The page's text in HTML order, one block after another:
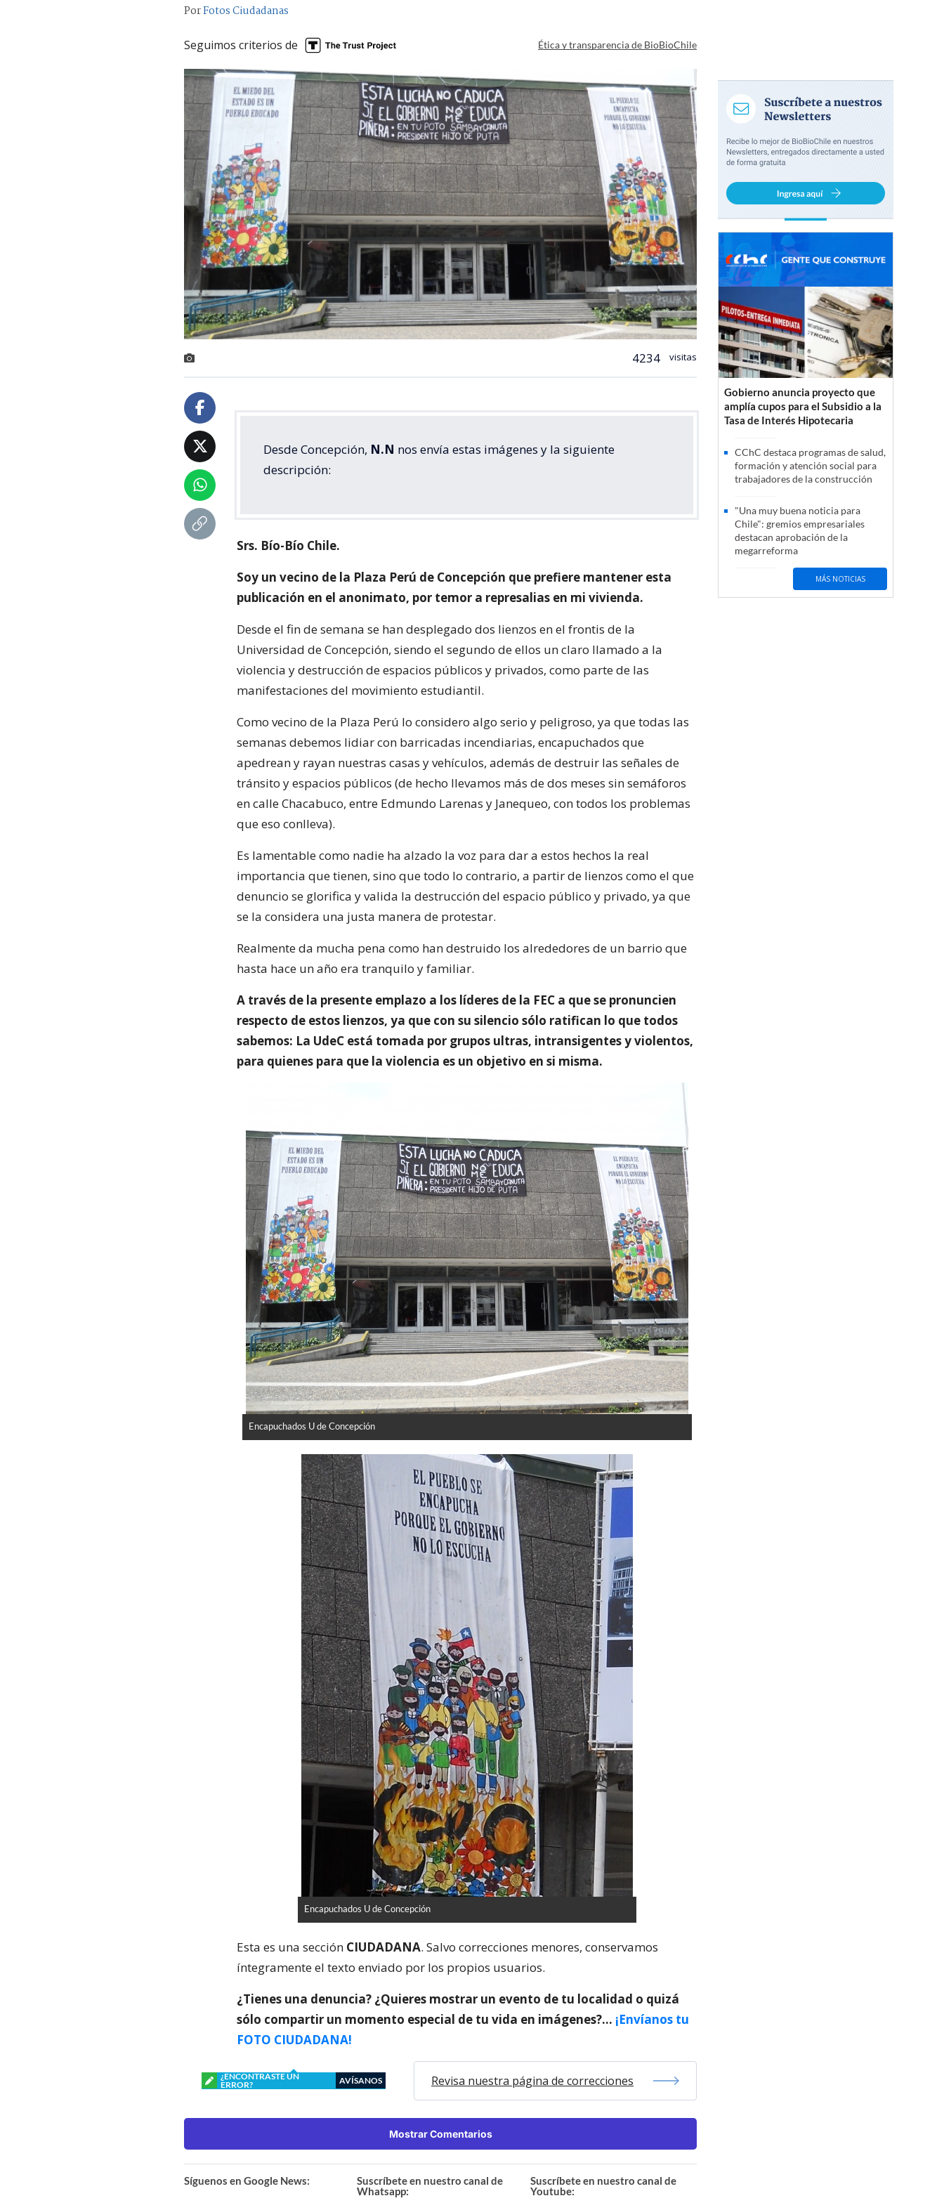
PorFotos Ciudadanas
Seguimos criterios de Ética y transparencia de BioBioChile
4234 visitas
Desde Concepción, N.N nos envía estas imágenes y la siguiente
descripción:
Srs. Bío-Bío Chile.
Soy un vecino de la Plaza Perú de Concepción que prefiere mantener esta
publicación en el anonimato, por temor a represalias en mi vivienda.
Desde el fin de semana se han desplegado dos lienzos en el frontis de la
Universidad de Concepción, siendo el segundo de ellos un claro llamado a la
violencia y destrucción de espacios públicos y privados, como parte de las
manifestaciones del movimiento estudiantil.
Como vecino de la Plaza Perú lo considero algo serio y peligroso, ya que todas las
semanas debemos lidiar con barricadas incendiarias, encapuchados que
apedrean y rayan nuestras casas y vehículos, además de destruir las señales de
tránsito y espacios públicos (de hecho llevamos más de dos meses sin semáforos
en calle Chacabuco, entre Edmundo Larenas y Janequeo, con todos los problemas
que eso conlleva).
Es lamentable como nadie ha alzado la voz para dar a estos hechos la real
importancia que tienen, sino que todo lo contrario, a partir de lienzos como el que
denuncio se glorifica y valida la destrucción del espacio público y privado, ya que
se la considera una justa manera de protestar.
Realmente da mucha pena como han destruido los alrededores de un barrio que
hasta hace un año era tranquilo y familiar.
A través de la presente emplazo a los líderes de la FEC a que se pronuncien
respecto de estos lienzos, ya que con su silencio sólo ratifican lo que todos
sabemos: La UdeC está tomada por grupos ultras, intransigentes y violentos,
para quienes para que la violencia es un objetivo en si misma.
Encapuchados U de Concepción
Encapuchados U de Concepción
Esta es una sección CIUDADANA. Salvo correcciones menores, conservamos
íntegramente el texto enviado por los propios usuarios.
¿Tienes una denuncia? ¿Quieres mostrar un evento de tu localidad o quizá
sólo compartir un momento especial de tu vida en imágenes?… ¡Envíanos tu
FOTO CIUDADANA!
¿ENCONTRASTE UN
ERROR?
AVÍSANOS Revisa nuestra página de correcciones
Mostrar Comentarios
Síguenos en Google News:
Suscríbete en nuestro canal de
Whatsapp:
Suscríbete en nuestro canal de
Youtube:
Gobierno anuncia proyecto que
amplía cupos para el Subsidio a la
Tasa de Interés Hipotecaria
CChC destaca programas de salud,
formación y atención social para
trabajadores de la construcción
"Una muy buena noticia para
Chile": gremios empresariales
destacan aprobación de la
megarreforma
MÁS NOTICIAS